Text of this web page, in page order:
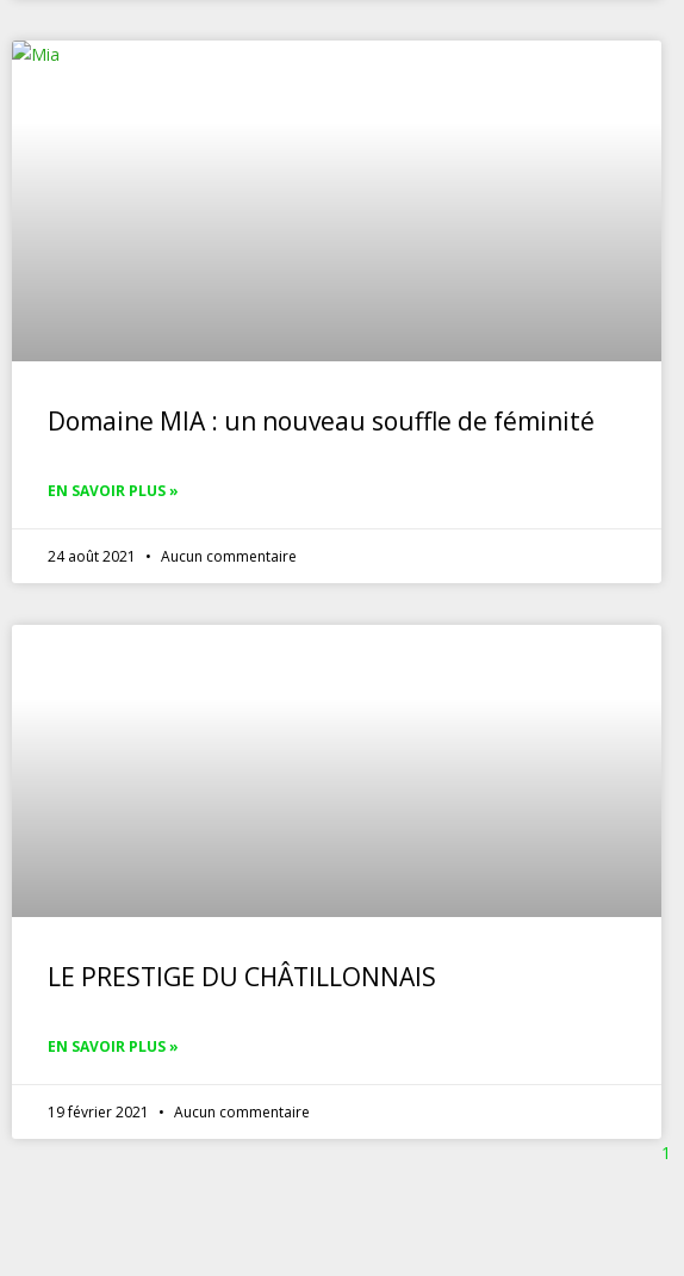
Domaine MIA : un nouveau souffle de féminité
EN SAVOIR PLUS »
24 août 2021 Aucun commentaire
LE PRESTIGE DU CHÂTILLONNAIS
EN SAVOIR PLUS »
19 février 2021 Aucun commentaire
1